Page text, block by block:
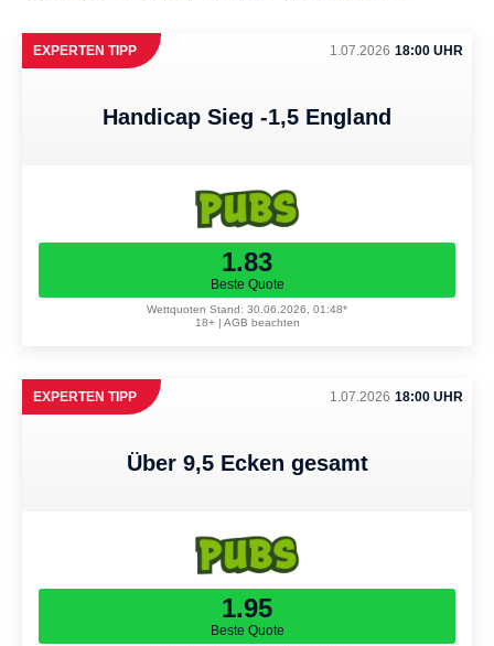
EXPERTEN TIPP 1.07.2026 18:00 UHR
Handicap Sieg -1,5 England
1.83
Beste Quote
Wettquoten Stand: 30.06.2026, 01:48*
18+ | AGB beachten
EXPERTEN TIPP 1.07.2026 18:00 UHR
Über 9,5 Ecken gesamt
1.95
Beste Quote